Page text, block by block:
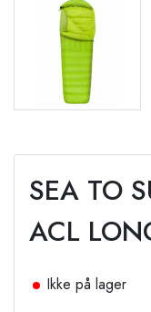
SEA TO
ACL
Ikke på lager